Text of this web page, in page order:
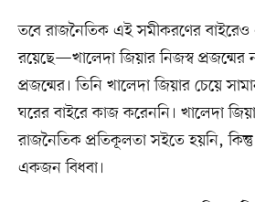
তবে রাজনৈতিক এই সমীকরণের
রয়েছে—খালেদা জিয়ার নিজস্ব প্রজন্মের
প্রজন্মের। তিনি খালেদা জিয়ার চেয়ে
ঘরের বাইরে কাজ করেননি। খালেদা
রাজনৈতিক প্রতিকূলতা সইতে হয়নি,
একজন বিধবা।